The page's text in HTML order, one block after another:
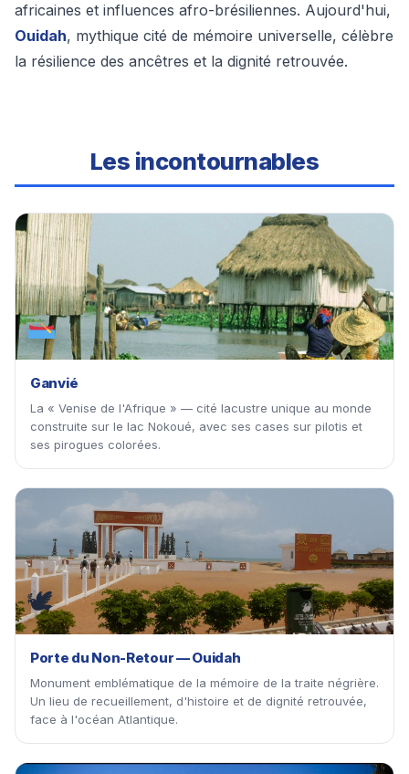
africaines et influences afro-brésiliennes. Aujourd'hui,
Ouidah, mythique cité de mémoire universelle, célèbre
la résilience des ancêtres et la dignité retrouvée.
Les incontournables
Ganvié
La « Venise de l'Afrique » — cité lacustre unique au monde
construite sur le lac Nokoué, avec ses cases sur pilotis et
ses pirogues colorées.
🕊
Porte du Non-Retour — Ouidah
Monument emblématique de la mémoire de la traite négrière.
Un lieu de recueillement, d'histoire et de dignité retrouvée,
face à l'océan Atlantique.